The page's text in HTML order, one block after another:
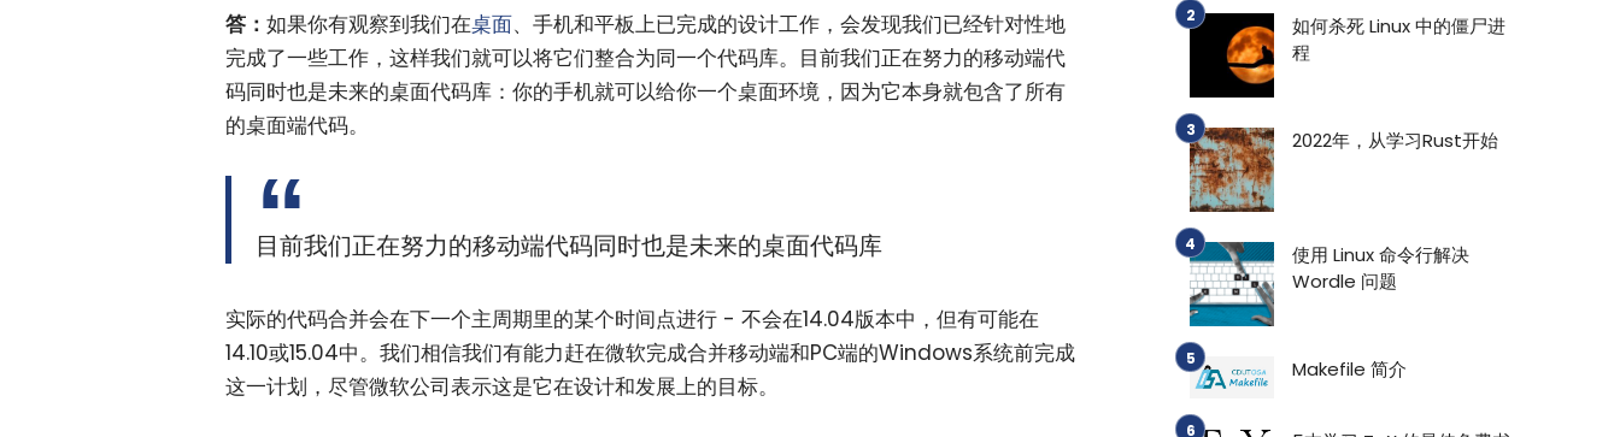
答： 如果你有观察到我们在桌面、手机和平板上已完成的设计工作，会发现我们已经针对性地
完成了一些工作，这样我们就可以将它们整合为同一个代码库。目前我们正在努力的移动端代
码同时也是未来的桌面代码库：你的手机就可以给你一个桌面环境，因为它本身就包含了所有
的桌面端代码。
目前我们正在努力的移动端代码同时也是未来的桌面代码库
实际的代码合并会在下一个主周期里的某个时间点进行 - 不会在14.04版本中，但有可能在
14.10或15.04中。我们相信我们有能力赶在微软完成合并移动端和PC端的Windows系统前完成
这一计划，尽管微软公司表示这是它在设计和发展上的目标。
如何杀死 Linux 中的僵尸进
程
2022年，从学习Rust开始
使用 Linux 命令行解决
Wordle 问题
Makefile 简介